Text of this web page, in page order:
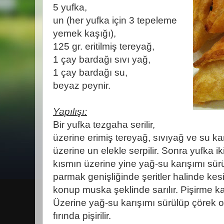
5 yufka,
un (her yufka için 3 tepeleme
yemek kaşığı),
125 gr. eritilmiş tereyağ,
1 çay bardağı sıvı yağ,
1 çay bardağı su,
beyaz peynir.
Yapılışı:
Bir yufka tezgaha serilir,
üzerine erimiş tereyağ, sıvıyağ ve su
üzerine un elekle serpilir. Sonra yufka
kısmın üzerine yine yağ-su karışımı
parmak genişliğinde şeritler halinde
konup muska şeklinde sarılır. Pişirme
Üzerine yağ-su karışımı sürülüp çörek
fırında pişirilir.